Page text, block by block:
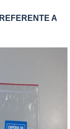
um
é
com
A